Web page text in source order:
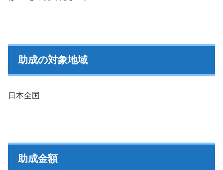
助成の対象地域
日本全国
助成金額